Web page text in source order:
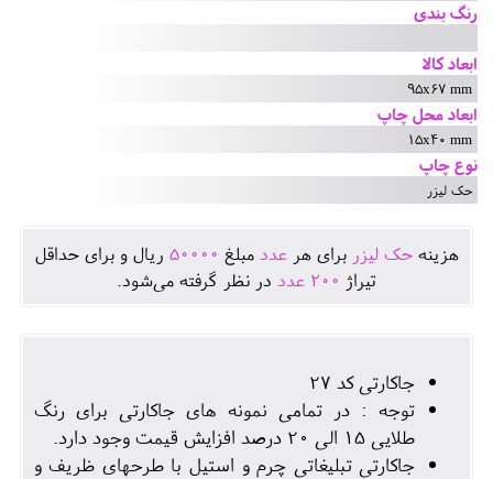
رنگ بندی
ابعاد کالا
95x67 mm
ابعاد محل چاپ
15x40 mm
نوع چاپ
حک لیزر
هزينهحک لیزر برای هرعدد مبلغ 50000 ريال و برای حداقل
تيراژ 200 عدد در نظر گرفته می‌شود.
جاکارتی کد 27
توجه : در تمامی نمونه های جاکارتی برای رنگ
طلایی 15 الی 20 درصد افزایش قیمت وجود دارد.
جاکارتی تبلیغاتی چرم و استیل با طرحهای ظریف و